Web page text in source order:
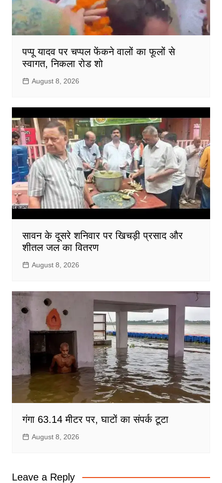
पप्पू यादव पर चप्पल फेंकने वालों का फूलों से
स्वागत, निकला रोड शो
August 8, 2026
सावन के दूसरे शनिवार पर खिचड़ी प्रसाद और
शीतल जल का वितरण
August 8, 2026
गंगा 63.14 मीटर पर, घाटों का संपर्क टूटा
August 8, 2026
Leave a Reply